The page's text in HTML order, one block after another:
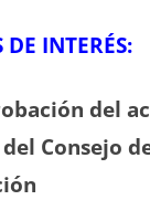
DE INTERÉS:
del
Consejo